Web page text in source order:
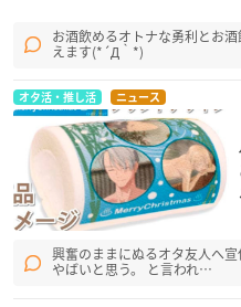
お酒飲めるオトナな勇利とお
えます(*´Д｀*)
オタ活・推し活 ニュース
興奮のままにぬるオタ友人へ
やばいと思う。 と言われ…